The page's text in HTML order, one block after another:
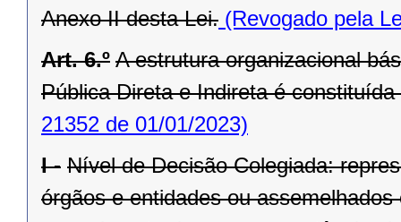
Anexo II desta Lei. (Revogado pela
Art. 6.º A estrutura organizacional
Pública Direta e Indireta é
21352 de 01/01/2023)
I - Nível de Decisão Colegiada:
órgãos e entidades ou